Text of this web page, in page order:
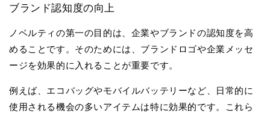
ブランド認知度の向上
ノベルティの第一の目的は、企業やブランドの認知度を高
めることです。そのためには、ブランドロゴや企業メッセ
ージを効果的に入れることが重要です。
例えば、エコバッグやモバイルバッテリーなど、日常的に
使用される機会の多いアイテムは特に効果的です。これら